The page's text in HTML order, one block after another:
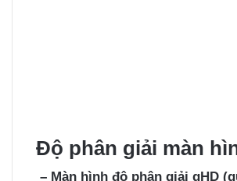
Độ phân giải màn
– Màn hình độ phân giải qHD